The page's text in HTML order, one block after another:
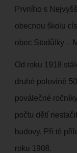
Prvního s
obecnou školu
obec Stodůlky –
Od roku 1918
druhé polovině
poválečné
počtu dětí
budovy. Při té
roku 1908.